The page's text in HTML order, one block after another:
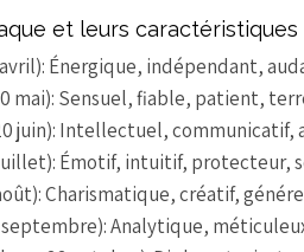
et leurs caractéristiques
avril): Énergique, indépendant,
mai): Sensuel, fiable, patient,
juin): Intellectuel,
juillet): Émotif, intuitif,
Charismatique, créatif,
septembre): Analytique,